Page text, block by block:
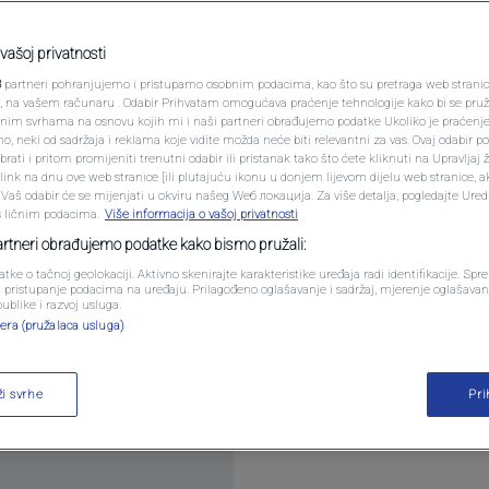
FENOMENI
NEISTRAŽENO
VIRALNO
FOTO
PROMO
i rehabilitaciju
| 0 komentara
vijeća (SNV) Milorad Pupovac ocijenio je u
spriječiti jačanje ekstremizma i nastojanja da
koja može ugroziti cijeli državni projekt.
privatnosti
partneri pohranjujemo i pristupamo osobnim podacima, kao što su pretraga web
na vašem računaru . Odabir Prihvatam omogućava praćenje tehnologije kako bi se
svrhama na osnovu kojih mi i naši partneri obrađujemo podatke Ukoliko je praćenje
neki od sadržaja i reklama koje vidite možda neće biti relevantni za vas. Ovaj odabir
i pritom promijeniti trenutni odabir ili pristanak tako što ćete kliknuti na Upravljaj
na dnu ove web stranice [ili plutajuću ikonu u donjem lijevom dijelu web stranice,
odabir će se mijenjati u okviru našeg Wеб локација. Za više detalja, pogledajte
ličnim podacima. Više informacija o vašoj privatnosti
obrađujemo podatke kako bismo pružali:
o tačnoj geolokaciji. Aktivno skenirajte karakteristike uređaja radi identifikacije.
podacima na uređaju. Prilagođeno oglašavanje i sadržaj, mjerenje
i razvoj usluga.
(pružalaca usluga)
svrhe